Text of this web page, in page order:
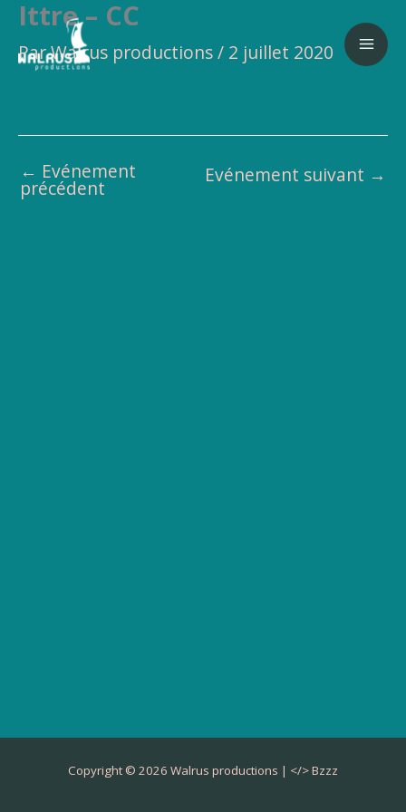
Aller
contenu
Ittre – CC
ParWalrus productions/ 2 juillet 2020
← Evénement
précédent
Evénement suivant →
Copyright © 2026 Walrus productions | </>Bzzz